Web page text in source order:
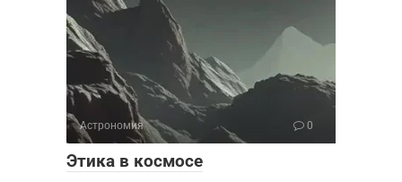
Астрономия 0
Этика в космосе